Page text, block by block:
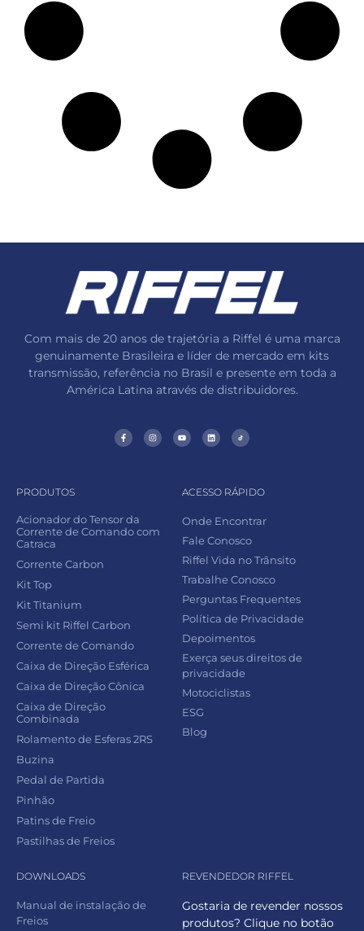
Com mais de 20 anos de trajetória a Riffel é uma marca
genuinamente Brasileira e líder de mercado em kits
transmissão, referência no Brasil e presente em toda a
América Latina através de distribuidores.
PRODUTOS
Acionador do Tensor da
Corrente de Comando com
Catraca
Corrente Carbon
Kit Top
Kit Titanium
Semi kit Riffel Carbon
Corrente de Comando
Caixa de Direção Esférica
Caixa de Direção Cônica
Caixa de Direção
Combinada
Rolamento de Esferas 2RS
Buzina
Pedal de Partida
Pinhão
Patins de Freio
Pastilhas de Freios
ACESSO RÁPIDO
Onde Encontrar
Fale Conosco
Riffel Vida no Trânsito
Trabalhe Conosco
Perguntas Frequentes
Política de Privacidade
Depoimentos
Exerça seus direitos de
privacidade
Motociclistas
ESG
Blog
DOWNLOADS
Manual de instalação de
Freios
REVENDEDOR RIFFEL
Gostaria de revender nossos
produtos? Clique no botão